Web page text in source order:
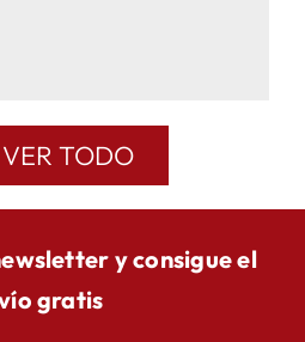
VER TODO
y consigue el
gratis